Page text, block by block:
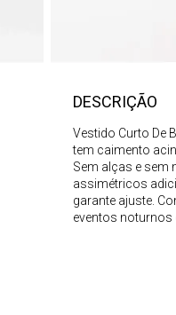
DESCRIÇÃO
Vestido Curto De
tem caimento
Sem alças e sem
assimétricos
garante ajuste.
eventos noturnos